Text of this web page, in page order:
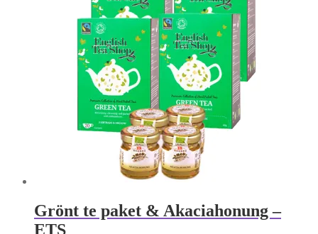
Grönt te paket & Akaciahonung –
ETS